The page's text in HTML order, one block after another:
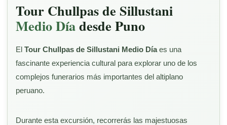
Tour Chullpas de Sillustani
Medio Díadesde Puno
El Tour Chullpas de Sillustani Medio Díaes una
fascinante experiencia cultural para explorar uno de los
complejos funerarios más importantes del altiplano
peruano.
Durante esta excursión, recorrerás las majestuosas